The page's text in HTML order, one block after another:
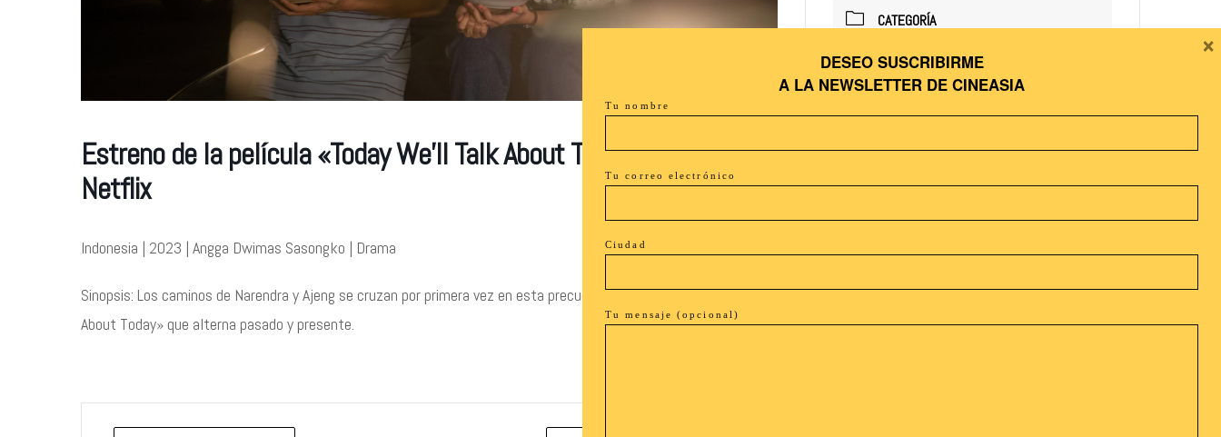
Estreno de la película «Today We’ll Talk About That Day» en
Netflix
Indonesia | 2023 | Angga Dwimas Sasongko | Drama
Sinopsis: Los caminos de Narendra y Ajeng se cruzan por primera vez en esta precuela de «One Day We’ll Talk
About Today» que alterna pasado y presente.
CATEGORÍA
DESEO SUSCRIBIRME
A LA NEWSLETTER DE CINEASIA
Tu nombre
Tu correo electrónico
Ciudad
Tu mensaje (opcional)
×